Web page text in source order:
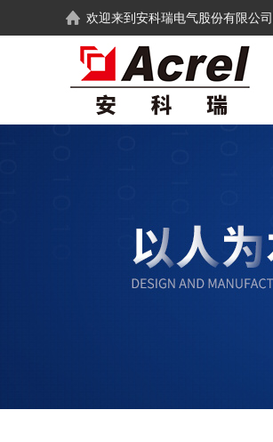
欢迎来到安科瑞电气股份有限公司